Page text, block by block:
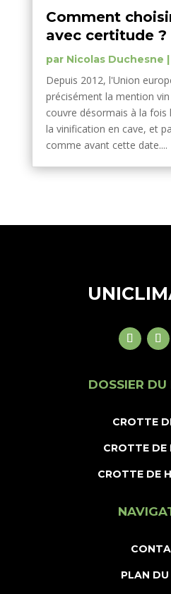
Comment
avec certitude ?
par Nicolas Duchesne |
Depuis 2012, l'Union
précisément la mention
couvre désormais à la fois
la vinification en cave, et
comme avant cette date....
DOSSIER
CROTTE
CROTTE DE
CROTTE DE
PLAN